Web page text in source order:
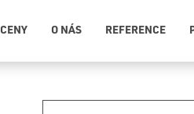
CENY O NÁS REFERENCE